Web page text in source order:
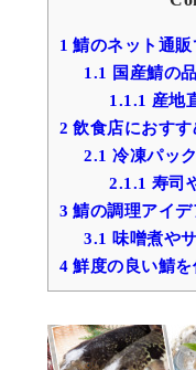
1 鯖のネット通
1.1 国産鯖の
1.1.1 産地
2 飲食店におす
2.1 冷凍パッ
2.1.1 寿司
3 鯖の調理アイ
3.1 味噌煮や
4鮮度の良い鯖を